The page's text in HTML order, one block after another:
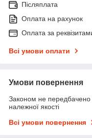
Післяплата
Оплата на рахунок
Оплата за
Всі умови оплати
Умови повернення
Законом не передбачено
належної якості
Всі умови повернення